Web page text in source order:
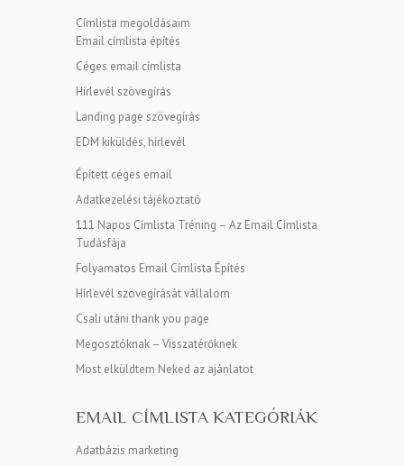
Címlista megoldásaim
Email címlista építés
Céges email címlista
Hírlevél szövegírás
Landing page szövegírás
EDM kiküldés, hírlevél
Épített céges email
Adatkezelési tájékoztató
111 Napos Címlista Tréning – Az Email Címlista
Tudásfája
Folyamatos Email Címlista Építés
Hírlevél szövegírását vállalom
Csali utáni thank you page
Megosztóknak – Visszatérőknek
Most elküldtem Neked az ajánlatot
EMAIL CÍMLISTA KATEGÓRIÁK
Adatbázis marketing